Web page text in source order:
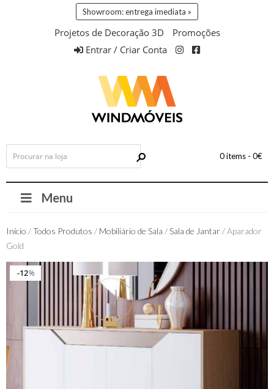
Showroom: entrega imediata »
Projetos de Decoração 3D
Promoções
Entrar / Criar Conta
0 items - 0€
Menu
Início /Todos Produtos / Mobiliário de Sala / Sala de Jantar/ Aparador
Gold
%
12%
12